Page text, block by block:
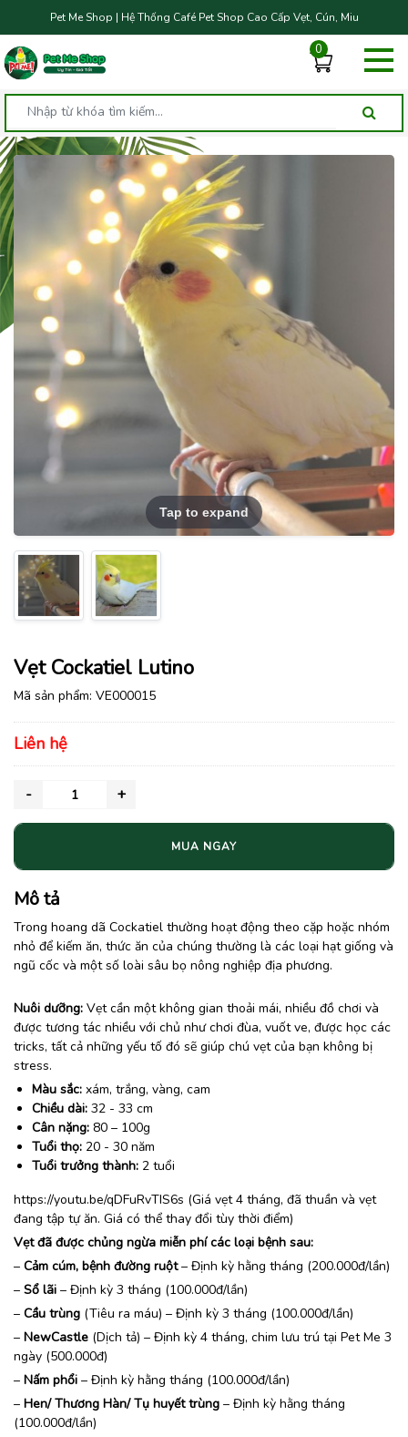
Pet Me Shop | Hệ Thống Café Pet Shop Cao Cấp Vẹt, Cún, Miu
0
Tap to expand
Vẹt Cockatiel Lutino
Mã sản phẩm: VE000015
Liên hệ
MUA NGAY
Mô tả
Trong hoang dã Cockatiel thường hoạt động theo cặp hoặc nhóm
nhỏ để kiếm ăn, thức ăn của chúng thường là các loại hạt giống và
ngũ cốc và một số loài sâu bọ nông nghiệp địa phương.
Nuôi dưỡng: Vẹt cần một không gian thoải mái, nhiều đồ chơi và
được tương tác nhiều với chủ như chơi đùa, vuốt ve, được học các
tricks, tất cả những yếu tố đó sẽ giúp chú vẹt của bạn không bị
stress.
Màu sắc: xám, trắng, vàng, cam
Chiều dài: 32 - 33 cm
Cân nặng: 80 – 100g
Tuổi thọ: 20 - 30 năm
Tuổi trưởng thành: 2 tuổi
https://youtu.be/qDFuRvTIS6s (Giá vẹt 4 tháng, đã thuần và vẹt
đang tập tự ăn. Giá có thể thay đổi tùy thời điểm)
Vẹt đã được chủng ngừa miễn phí các loại bệnh sau:
– Cảm cúm, bệnh đường ruột– Định kỳ hằng tháng (200.000đ/lần)
– Sổ lãi – Định kỳ 3 tháng (100.000đ/lần)
– Cầu trùng (Tiêu ra máu) – Định kỳ 3 tháng (100.000đ/lần)
– NewCastle (Dịch tả) – Định kỳ 4 tháng, chim lưu trú tại Pet Me 3
ngày (500.000đ)
– Nấm phổi – Định kỳ hằng tháng (100.000đ/lần)
– Hen/ Thương Hàn/ Tụ huyết trùng – Định kỳ hằng tháng
(100.000đ/lần)